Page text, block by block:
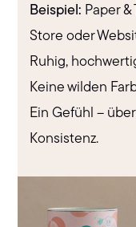
Beispiel: Paper &
Store oder
Ruhig,
Keine wilden
Ein Gefühl –
Konsistenz.